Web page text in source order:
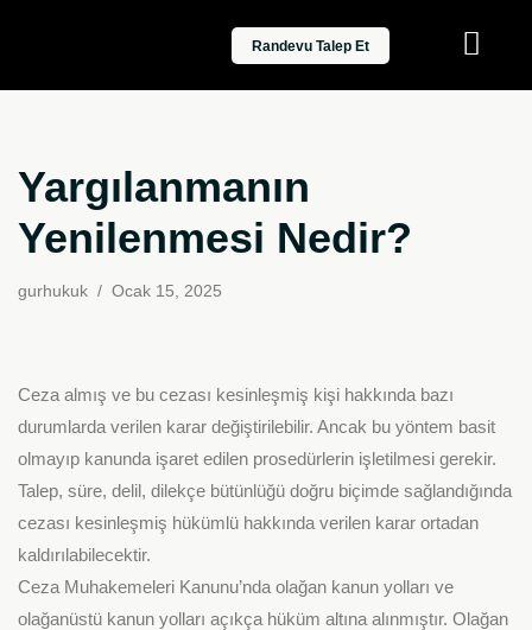
Randevu Talep Et
Yargılanmanın
Yenilenmesi Nedir?
gurhukuk Ocak 15, 2025
Ceza almış ve bu cezası kesinleşmiş kişi hakkında bazı
durumlarda verilen karar değiştirilebilir. Ancak bu yöntem basit
olmayıp kanunda işaret edilen prosedürlerin işletilmesi gerekir.
Talep, süre, delil, dilekçe bütünlüğü doğru biçimde sağlandığında
cezası kesinleşmiş hükümlü hakkında verilen karar ortadan
kaldırılabilecektir.
Ceza Muhakemeleri Kanunu’nda olağan kanun yolları ve
olağanüstü kanun yolları açıkça hüküm altına alınmıştır. Olağan